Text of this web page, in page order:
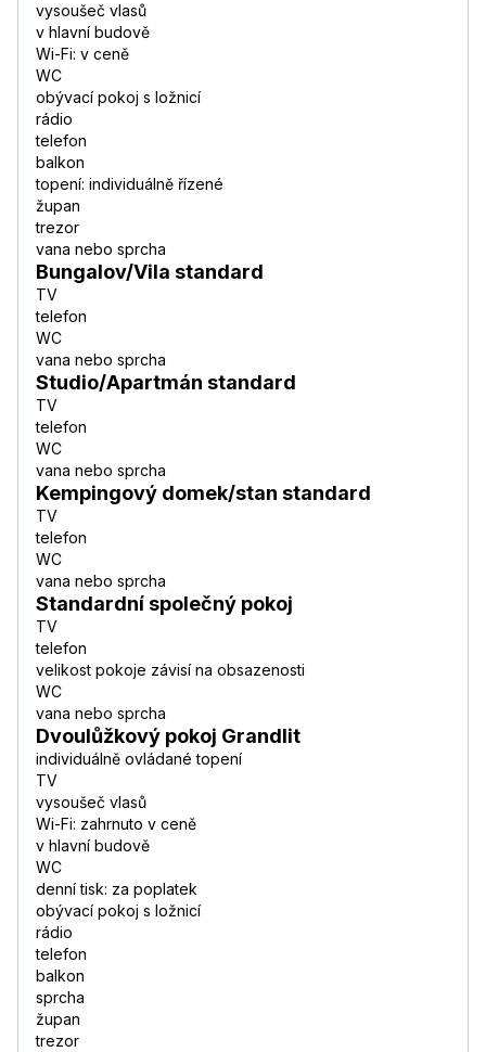
vysoušeč vlasů
v hlavní budově
Wi-Fi: v ceně
WC
obývací pokoj s ložnicí
rádio
telefon
balkon
topení: individuálně řízené
župan
trezor
vana nebo sprcha
Bungalov/Vila standard
TV
telefon
WC
vana nebo sprcha
Studio/Apartmán standard
TV
telefon
WC
vana nebo sprcha
Kempingový domek/stan standard
TV
telefon
WC
vana nebo sprcha
Standardní společný pokoj
TV
telefon
velikost pokoje závisí na obsazenosti
WC
vana nebo sprcha
Dvoulůžkový pokoj Grandlit
individuálně ovládané topení
TV
vysoušeč vlasů
Wi-Fi: zahrnuto v ceně
v hlavní budově
WC
denní tisk: za poplatek
obývací pokoj s ložnicí
rádio
telefon
balkon
sprcha
župan
trezor